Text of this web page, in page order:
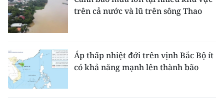
trên cả nước và lũ trên sông Thao
Áp thấp nhiệt đới trên vịnh Bắc Bộ ít
có khả năng mạnh lên thành bão